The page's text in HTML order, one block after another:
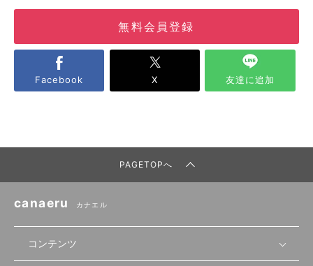
無料会員登録
Facebook X 友達に追加
PAGETOPへ
canaeru カナエル
コンテンツ